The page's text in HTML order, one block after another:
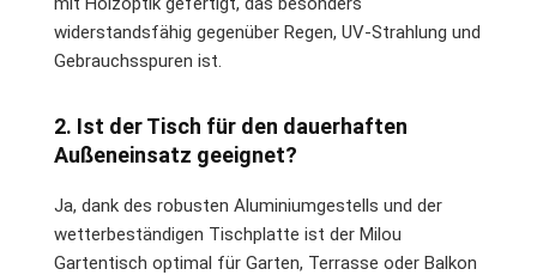
widerstandsfähig gegenüber Regen, UV-Strahlung und
Gebrauchsspuren ist.
2. Ist der Tisch für den dauerhaften
Außeneinsatz geeignet?
Ja, dank des robusten Aluminiumgestells und der
wetterbeständigen Tischplatte ist der Milou
Gartentisch optimal für Garten, Terrasse oder Balkon